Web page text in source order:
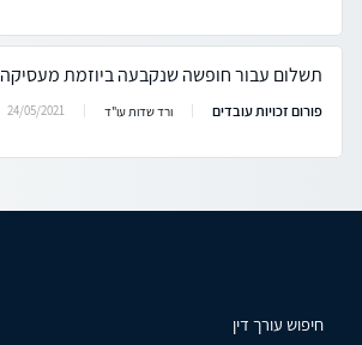
תשלום עבור חופשה שנקבעה ביוזמת מעסיקה
פורום זכויות עובדים ורד שדות עו"ד 24/05/2021
חיפוש עורך דין